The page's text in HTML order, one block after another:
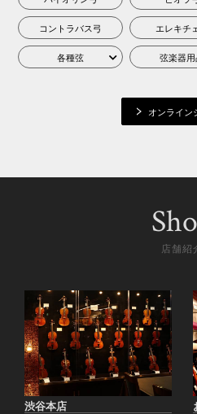
タル@浜離宮朝日ホール
コントラバス弓 エレキチ
各種弦 弦楽器
オンライン
店舗紹
渋谷本店